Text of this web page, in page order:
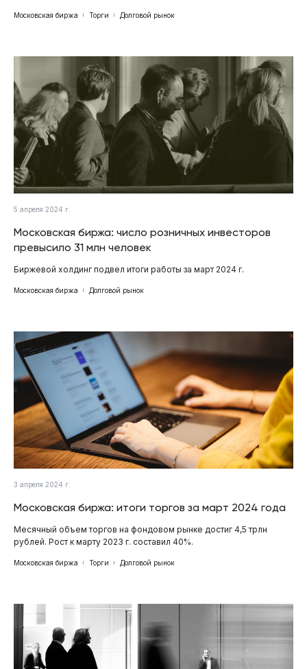
Московская биржа Торги Долговой рынок
5 апреля 2024 г.
Московская биржа: число розничных инвесторов
превысило 31 млн человек
Биржевой холдинг подвел итоги работы за март 2024 г.
Московская биржа Долговой рынок
3 апреля 2024 г.
Московская биржа: итоги торгов за март 2024 года
Месячный объем торгов на фондовом рынке достиг 4,5 трлн
рублей. Рост к марту 2023 г. составил 40%.
Московская биржа Торги Долговой рынок